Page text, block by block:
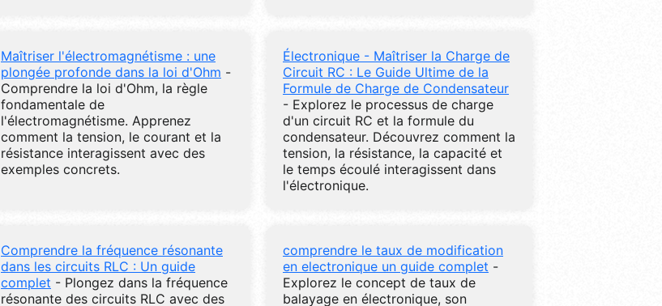
Maîtriser l'électromagnétisme : une
plongée profonde dans la loi d'Ohm -
Comprendre la loi d'Ohm, la règle
fondamentale de
l'électromagnétisme. Apprenez
comment la tension, le courant et la
résistance interagissent avec des
exemples concrets.
Électronique - Maîtriser la Charge de
Circuit RC : Le Guide Ultime de la
Formule de Charge de Condensateur
- Explorez le processus de charge
d'un circuit RC et la formule du
condensateur. Découvrez comment la
tension, la résistance, la capacité et
le temps écoulé interagissent dans
l'électronique.
Comprendre la fréquence résonante
dans les circuits RLC : Un guide
complet - Plongez dans la fréquence
résonante des circuits RLC avec des
comprendre le taux de modification
en electronique un guide complet -
Explorez le concept de taux de
balayage en électronique, son